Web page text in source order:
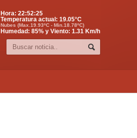
Hora: 22:52:25
Temperatura actual: 19.05°C
Nubes (Max.19.93ºC - Min.18.78ºC)
Humedad: 85% y Viento: 1.31 Km/h